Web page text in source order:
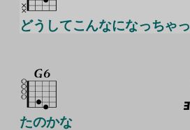
どうしてこんなになっちゃっ
たのかな